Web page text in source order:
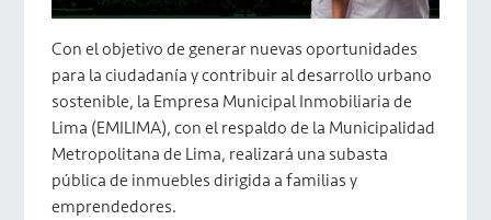
Con el objetivo de generar nuevas oportunidades
para la ciudadanía y contribuir al desarrollo urbano
sostenible, la Empresa Municipal Inmobiliaria de
Lima (EMILIMA), con el respaldo de la Municipalidad
Metropolitana de Lima, realizará una subasta
pública de inmuebles dirigida a familias y
emprendedores.